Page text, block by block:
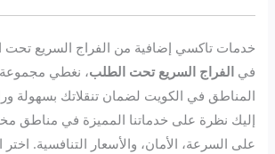
خدمات تاكسي إضافية من الفراج السريع تحت
فيالفراج السريع تحت الطلب، نغطي
المناطق في الكويت لضمان تنقلاتك بسهولة
إليك نظرة على خدماتنا المميزة في مناطق
على السرعة، الأمان، والأسعار التنافسية. اختر